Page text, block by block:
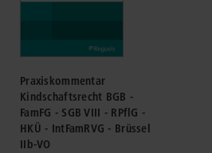
Praxiskommentar
Kindschaftsrecht BGB -
FamFG - SGB VIII - RPflG -
HKÜ - IntFamRVG - Brüssel
IIb-VO